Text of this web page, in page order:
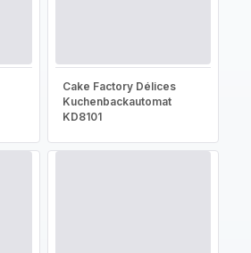
Cake Factory Délices
Kuchenbackautomat
KD8101